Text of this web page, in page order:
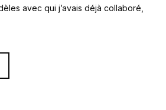
avec qui j’avais déjà collaboré,